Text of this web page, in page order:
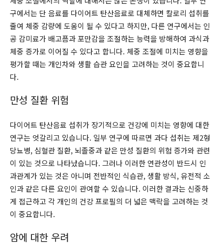
구에서는 단 음료를 다이어트 탄산음료로 대체하면 칼로리 섭취를
줄여 체중 감량에 도움이 될 수 있다고 하지만, 다른 연구에서는 인
공 감미료가 배고픔과 포만감을 조절하는 능력을 방해하여 과식과
체중 증가로 이어질 수 있다고 합니다. 체중 조절에 미치는 영향을
평가할 때는 개인차와 생활 습관 요인을 고려하는 것이 중요합니
다.
만성 질환 위험
다이어트 탄산음료 섭취가 장기적으로 건강에 미치는 영향에 대한
연구는 엇갈리고 있습니다. 일부 연구에 따르면 과다 섭취는 제2형
당뇨병, 심혈관 질환, 뇌졸중과 같은 만성 질환의 위험 증가와 관련
이 있는 것으로 나타났습니다. 그러나 이러한 연관성이 반드시 인
과관계가 있는 것은 아니며 전반적인 식습관, 생활 방식, 유전적 소
인과 같은 다른 요인이 관여할 수 있습니다. 이러한 결과는 신중하
게 접근하고 각 개인의 건강 프로필의 더 넓은 맥락을 고려하는 것
이 중요합니다.
암에 대한 우려